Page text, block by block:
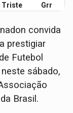
Triste Grr
convida
prestigiar
Futebol
sábado,
Brasil.